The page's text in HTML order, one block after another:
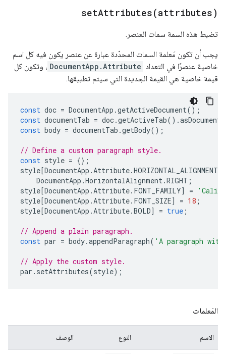
setAttributes(attributes)
تضبط هذه السمة سمات العنصر.
يجب أن تكون مَعلمة السمات المحدّدة عبارة عن عنصر يكون فيه كل اسم
خاصية عنصرًا في التعداد DocumentApp.Attribute ، وتكون كل
قيمة خاصية هي القيمة الجديدة التي سيتم تطبيقها.
const doc = DocumentApp .getActiveDocument();
const documentTab = doc.getActiveTab().
const body = documentTab .getBody();
// Define a custom paragraph style.
const style = {};
style[DocumentApp .Attribute.HORIZONTAL_ALIGNMENT
DocumentApp .HorizontalAlignment.RIGHT ;
style[DocumentApp .Attribute. FONT_FAMILY] =
style[DocumentApp .Attribute. FONT_SIZE] = 18 ;
style[DocumentApp .Attribute.BOLD] = true ;
// Append a plain paragraph.
const par = body.appendParagraph( 'A paragraph
// Apply the custom style.
par . setAttributes(style);
المَعلمات
الاسم النوع الوصف